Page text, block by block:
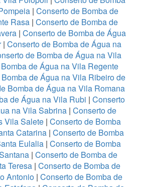
| Conserto de Bomba de
Rasa | Conserto de Bomba de
| Conserto de Bomba de Água
| Conserto de Bomba de Água na
de Bomba de Água na Vila
de Água na Vila Regente
de Água na Vila Ribeiro de
Bomba de Água na Vila Romana
de Água na Vila Rubi | Conserto
na Vila Sabrina | Conserto de
Vila Salete | Conserto de Bomba
Catarina| Conserto de Bomba
Eulalia | Conserto de Bomba
| Conserto de Bomba de
Teresa | Conserto de Bomba de
Antonio| Conserto de Bomba de